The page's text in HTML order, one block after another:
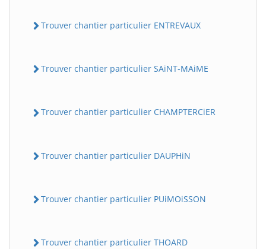
Trouver chantier particulier ENTREVAUX
Trouver chantier particulier SAiNT-MAiME
Trouver chantier particulier CHAMPTERCiER
Trouver chantier particulier DAUPHiN
Trouver chantier particulier PUiMOiSSON
Trouver chantier particulier THOARD